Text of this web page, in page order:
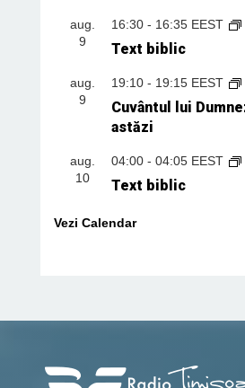
aug.
9
16:30- 16:35 EEST
Text biblic
aug.
9
19:10- 19:15 EEST
Cuvântul lui
astăzi
aug.
10
04:00- 04:05 EEST
Text biblic
Vezi Calendar